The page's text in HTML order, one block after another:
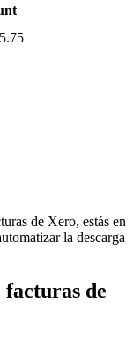
de Xero, estás en
la descarga
de